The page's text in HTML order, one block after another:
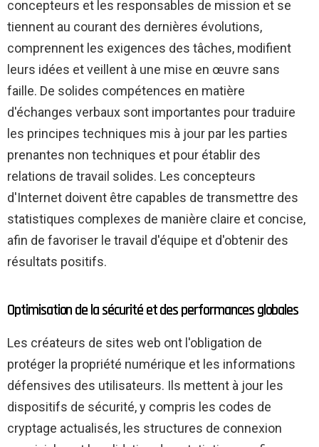
concepteurs et les responsables de mission et se
tiennent au courant des dernières évolutions,
comprennent les exigences des tâches, modifient
leurs idées et veillent à une mise en œuvre sans
faille. De solides compétences en matière
d'échanges verbaux sont importantes pour traduire
les principes techniques mis à jour par les parties
prenantes non techniques et pour établir des
relations de travail solides. Les concepteurs
d'Internet doivent être capables de transmettre des
statistiques complexes de manière claire et concise,
afin de favoriser le travail d'équipe et d'obtenir des
résultats positifs.
Optimisation de la sécurité et des performances globales
Les créateurs de sites web ont l'obligation de
protéger la propriété numérique et les informations
défensives des utilisateurs. Ils mettent à jour les
dispositifs de sécurité, y compris les codes de
cryptage actualisés, les structures de connexion